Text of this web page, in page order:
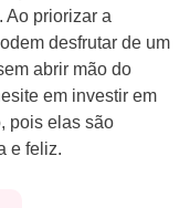
Ao priorizar a
desfrutar de um
abrir mão do
em investir em
pois elas são
e feliz.